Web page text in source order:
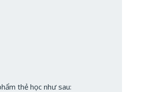
thẻ học như sau: